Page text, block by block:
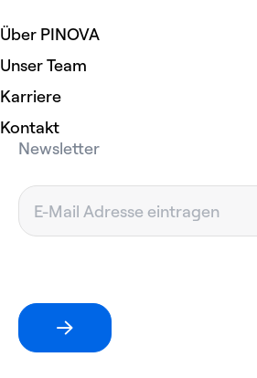
Newsletter
Über PINOVA
Unser Team
Karriere
Kontakt